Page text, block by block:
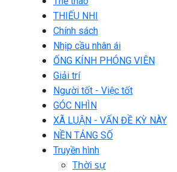
THIẾU NHI
Chính sách
Nhịp cầu nhân ái
ỐNG KÍNH PHÓNG VIÊN
Giải trí
Người tốt - Việc tốt
GÓC NHÌN
XÃ LUẬN - VẤN ĐỀ KỲ NÀY
NỀN TẢNG SỐ
Truyền hình
Thời sự